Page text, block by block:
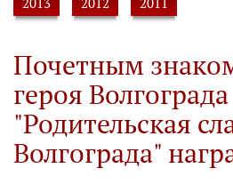
Почетным
героя Волгограда
"Родительская
Волгограда"